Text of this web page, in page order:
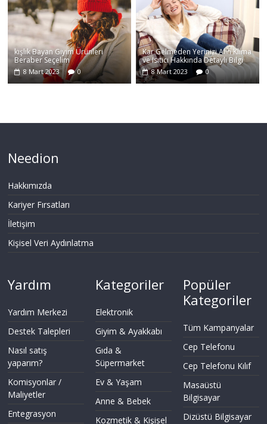
kışlık Bayan Giyim Ürünleri
Beraber Seçelim
8 Mart 2023 0
Kar Gelmeden Yerinizi Alın Klima
ve Isıtıcı Hakkında Detaylı Bilgi
8 Mart 2023 0
Needion
Hakkımızda
Kariyer Fırsatları
İletişim
Kişisel Veri Aydınlatma
Yardım
Yardım Merkezi
Destek Talepleri
Nasıl satış
yaparım?
Komisyonlar /
Maliyetler
Entegrasyon
Kategoriler
Elektronik
Giyim & Ayakkabı
Gıda &
Süpermarket
Ev & Yaşam
Anne & Bebek
Kozmetik & Kişisel
Popüler
Kategoriler
Tüm Kampanyalar
Cep Telefonu
Cep Telefonu Kılıf
Masaüstü
Bilgisayar
Dizüstü Bilgisayar